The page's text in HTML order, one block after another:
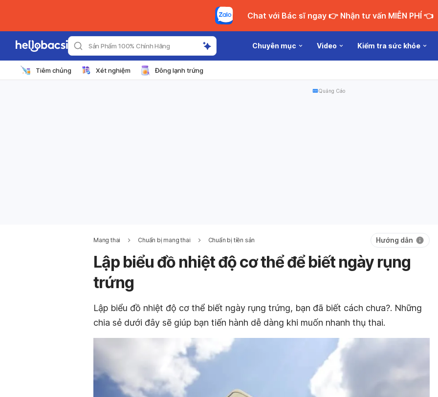
Chat với Bác sĩ ngay 👉 Nhận tư vấn MIỄN PHÍ 👈
Sản Phẩm 100% Chính Hãng Chuyên mục Video Kiểm tra sức khỏe
Tiêm chủng Xét nghiệm Đông lạnh trứng
Quảng Cáo
Mang thai Chuẩn bị mang thai Chuẩn bị tiền sản Hướng dẫn
Lập biểu đồ nhiệt độ cơ thể để biết ngày rụng
trứng
Lập biểu đồ nhiệt độ cơ thể biết ngày rụng trứng, bạn đã biết cách chưa?. Những
chia sẻ dưới đây sẽ giúp bạn tiến hành dễ dàng khi muốn nhanh thụ thai.